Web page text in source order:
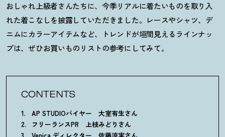
おしゃれ上級者さんたちに、今季リアルに着たいものを取り入
れた着こなしを披露していただきました。レースやシャツ、デ
ニムにカラーアイテムなど、トレンドが垣間見えるラインナッ
プは、ぜひお買いものリストの参考にしてみて。
CONTENTS
AP STUDIOバイヤー 大室有生さん
フリーランスPR 上枝みどりさん